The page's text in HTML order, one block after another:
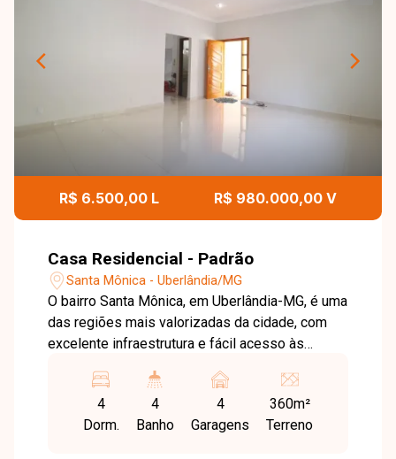
R$ 6.500,00 L R$ 980.000,00 V
Casa Residencial - Padrão
Santa Mônica - Uberlândia/MG
O bairro Santa Mônica, em Uberlândia-MG, é uma
das regiões mais valorizadas da cidade, com
excelente infraestrutura e fácil acesso às
universidades, supermercados, escolas,
farmácias, restaurantes e diversos serviços,
proporcionando praticidade, conforto e
4
Dorm.
4
Banho
4
Garagens
360m²
Terreno